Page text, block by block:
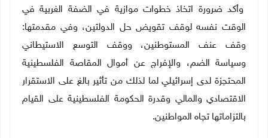
وأكد ضرورة اتخاذ خطوات موازية في الضفة الغربية في
الوقت نفسه لوقف تقويض حل الدولتين، وفي مقدمتها:
وقف عنف المستوطنين، ووقف التوسع الاستيطاني
وسياسة الضم، والإفراج عن أموال المقاصة الفلسطينية
المحتجزة لدى إسرائيلي لما لذلك من تأثير بالغ على الاستقرار
الاقتصادي والمالي وقدرة الحكومة الفلسطينية على القيام
بالتزاماتها تجاه المواطنين.